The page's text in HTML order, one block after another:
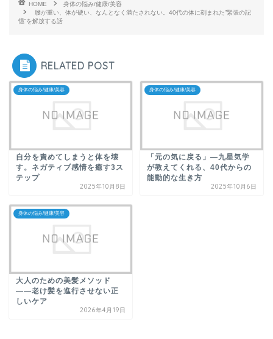
HOME
身体の悩み/健康/美容
腰が重い、体が硬い、なんとなく満たされない。40代の体に刻まれた”緊張の記
憶”を解放する話
RELATED POST
身体の悩み/健康/美容
自分を責めてしまうと体を壊
す。ネガティブ感情を癒す3ス
テップ
2025年10月8日
身体の悩み/健康/美容
「元の気に戻る」—九星気学
が教えてくれる、40代からの
能動的な生き方
2025年10月6日
身体の悩み/健康/美容
大人のための美髪メソッド
――老け髪を進行させない正
しいケア
2026年4月19日